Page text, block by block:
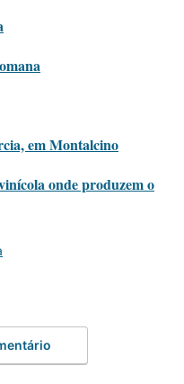
em Montalcino
onde produzem o